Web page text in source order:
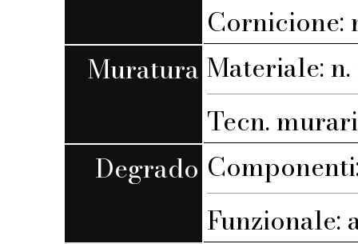
Cornicione:
Muratura Materiale: n.
Tecn.
Degrado
Funzionale: